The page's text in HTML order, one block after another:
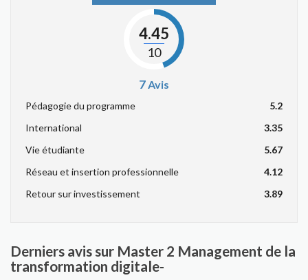
4.45
10
7Avis
Pédagogie du programme
5.2
International
3.35
Vie étudiante
5.67
Réseau et insertion professionnelle
4.12
Retour sur investissement
3.89
Derniers avis sur Master 2 Management de la
transformation digitale-